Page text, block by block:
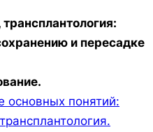
и пересадке
основных понятий: